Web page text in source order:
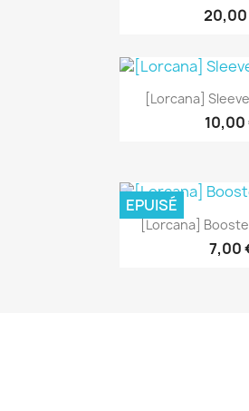
Aperçu
[Lorcana]
10,00
Aperçu
[Lorcana]
7,00
EPUISÉ